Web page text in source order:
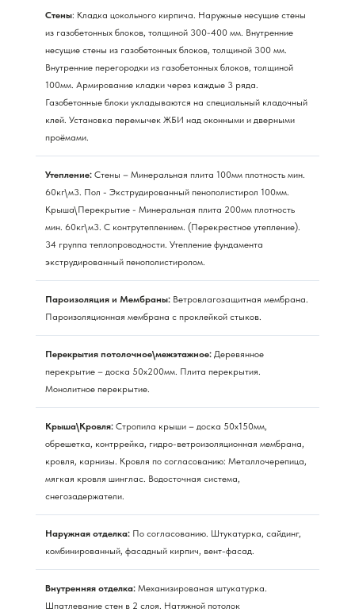
Стены: Кладка цокольного кирпича. Наружные несущие стены
из газобетонных блоков, толщиной 300-400 мм. Внутренние
несущие стены из газобетонных блоков, толщиной 300 мм.
Внутренние перегородки из газобетонных блоков, толщиной
100мм. Армирование кладки через каждые 3 ряда.
Газобетонные блоки укладываются на специальный кладочный
клей. Установка перемычек ЖБИ над оконными и дверными
проёмами.
Утепление: Стены – Минеральная плита 100мм плотность мин.
60кг\м3. Пол - Экструдированный пенополистирол 100мм.
Крыша\Перекрытие - Минеральная плита 200мм плотность
мин. 60кг\м3. С контрутеплением. (Перекрестное утепление).
34 группа теплопроводности. Утепление фундамента
экструдированный пенополистиролом.
Пароизоляция и Мембраны: Ветровлагозащитная мембрана.
Пароизоляционная мембрана с проклейкой стыков.
Перекрытия потолочное\межэтажное: Деревянное
перекрытие – доска 50х200мм. Плита перекрытия.
Монолитное перекрытие.
Крыша\Кровля: Стропила крыши – доска 50х150мм,
обрешетка, контррейка, гидро-ветроизоляционная мембрана,
кровля, карнизы. Кровля по согласованию: Металлочерепица,
мягкая кровля шинглас. Водосточная система,
снегозадержатели.
Наружная отделка: По согласованию. Штукатурка, сайдинг,
комбинированный, фасадный кирпич, вент-фасад.
Внутренняя отделка: Механизированая штукатурка.
Шпатлевание стен в 2 слоя. Натяжной потолок